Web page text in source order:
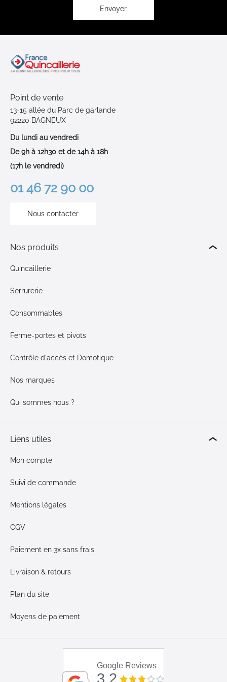
Envoyer
Point de vente
13-15 allée du Parc de garlande
92220 BAGNEUX
Du lundi au vendredi
De 9h à 12h30 et de 14h à 18h
(17h le vendredi)
01 46 72 90 00
Nous contacter
Nos produits
Quincaillerie
Serrurerie
Consommables
Ferme-portes et pivots
Contrôle d'accès et Domotique
Nos marques
Qui sommes nous ?
Liens utiles
Mon compte
Suivi de commande
Mentions légales
CGV
Paiement en 3x sans frais
Livraison & retours
Plan du site
Moyens de paiement
Google Reviews
3.2